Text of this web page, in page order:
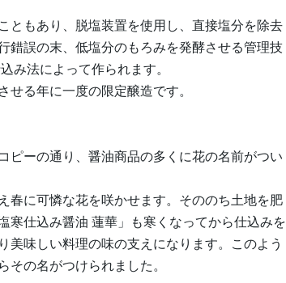
ともあり、脱塩装置を使用し、直接塩分を除去
錯誤の末、低塩分のもろみを発酵させる管理技
み法によって作られます。
る年に一度の限定醸造です。
ピーの通り、醤油商品の多くに花の名前がつい
春に可憐な花を咲かせます。そののち土地を肥
寒仕込み醤油 蓮華」も寒くなってから仕込みを
美味しい料理の味の支えになります。このよう
その名がつけられました。